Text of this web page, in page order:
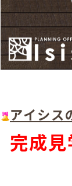
アイシス
完成